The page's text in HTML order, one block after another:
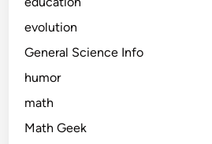
evolution
General Science Info
humor
math
Math Geek